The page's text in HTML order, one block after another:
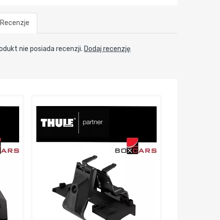
Recenzje
nie posiada recenzji. Dodaj recenzję